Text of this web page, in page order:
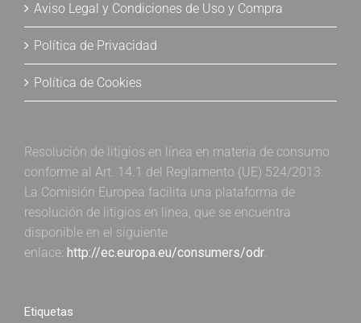
Aviso Legal y Condiciones de Uso y Compra
Política de Privacidad
Política de Cookies
Resolución de litigios en línea en materia de consumo
conforme al Art. 14.1 del Reglamento (UE) 524/2013:
La Comisión Europea facilita una plataforma de
resolución de litigios en línea, que se encuentra
disponible en el siguiente
enlace: http://ec.europa.eu/consumers/odr.
Etiquetas